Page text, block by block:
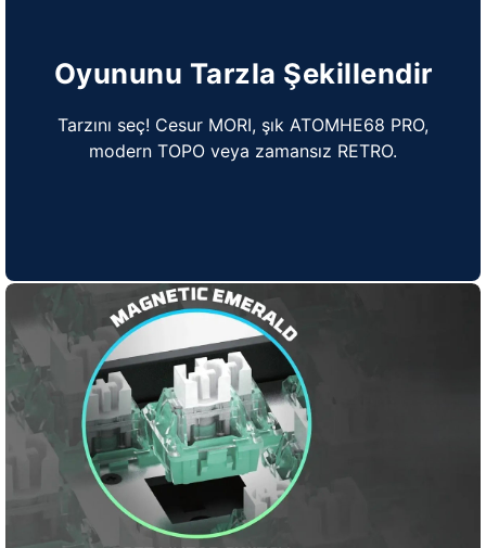
Oyununu Tarzla Şekillendir
Tarzını seç! Cesur MORI, şık ATOMHE68 PRO,
modern TOPO veya zamansız RETRO.